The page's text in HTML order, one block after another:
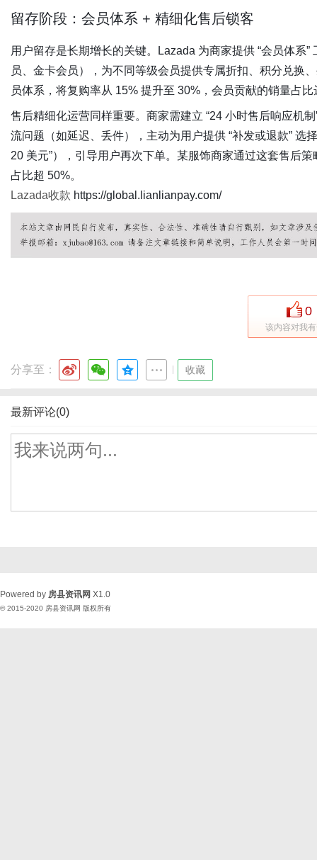
留存阶段：会员体系 + 精细化售后锁客
用户留存是长期增长的关键。Lazada 为商家提供 “会员体系
员、金卡会员），为不同等级会员提供专属折扣、积分兑换
员体系，将复购率从 15% 提升至 30%，会员贡献的销量占比
售后精细化运营同样重要。商家需建立 “24 小时售后响应机
流问题（如延迟、丢件），主动为用户提供 “补发或退款” 选
20 美元”），引导用户再次下单。某服饰商家通过这套售后
占比超 50%。
Lazada收款 https://global.lianlianpay.com/
0
该内容对我
分享至： 收藏
最新评论(0)
Powered by 房县资讯网 X1.0
© 2015-2020 房县资讯网 版权所有